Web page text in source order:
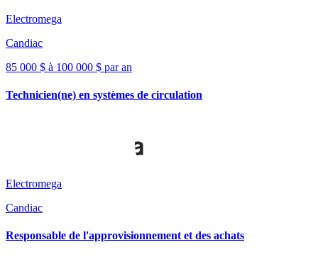
Electromega
Candiac
85 000 $ à 100 000 $ par an
Technicien(ne) en systèmes de circulation
Electromega
Candiac
Responsable de l'approvisionnement et des achats